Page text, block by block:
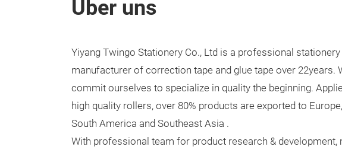
Über uns
Yiyang Twingo Stationery Co., Ltd is a professional stationery
manufacturer of correction tape and glue tape over 22years.
commit ourselves to specialize in quality the beginning.
high quality rollers, over 80% products are exported to
South America and Southeast Asia .
With professional team for product research & development,